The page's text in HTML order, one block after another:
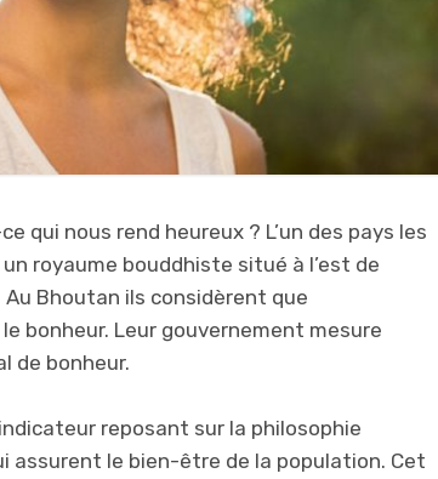
qui nous rend heureux ? L’un des pays les
royaume bouddhiste situé à l’est de
Au Bhoutan ils considèrent que
bonheur. Leur gouvernement mesure
de bonheur.
reposant sur la philosophie
assurent le bien-être de la population. Cet